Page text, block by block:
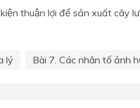
thuận lợi để sản xuất cây
lý Bài 7. Các nhân tố ảnh